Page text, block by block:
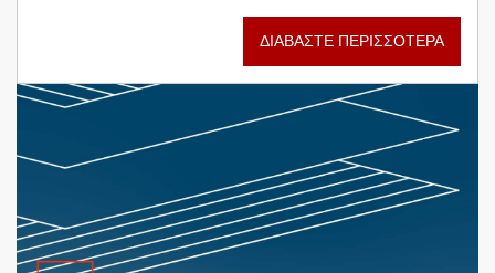
ΔΙΑΒΑΣΤΕ ΠΕΡΙΣΣΟΤΕΡΑ